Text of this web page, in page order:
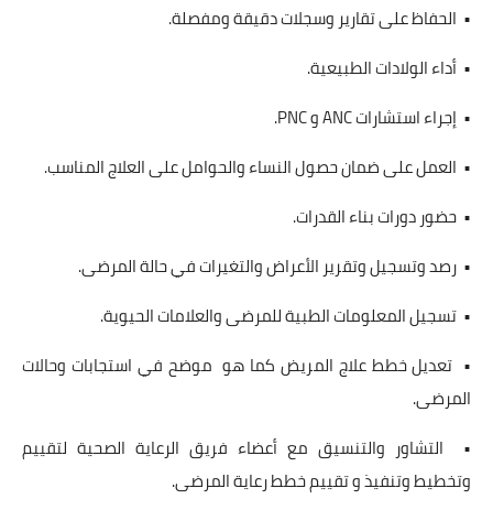
• الحفاظ على تقارير وسجلات دقيقة ومفصلة.
• أداء الولادات الطبيعية.
• إجراء استشارات ANC و PNC.
• العمل على ضمان حصول النساء والحوامل على العلاج المناسب.
• حضور دورات بناء القدرات.
• رصد وتسجيل وتقرير الأعراض والتغيرات في حالة المرضى.
• تسجيل المعلومات الطبية للمرضى والعلامات الحيوية.
• ﺗﻌﺪﻳﻞ ﺧﻄﻂ ﻋﻼج اﻟﻤﺮﻳﺾ كما هو ﻣﻮﺿﺢ ﻓﻲ اﺳﺘﺠﺎﺑﺎت وحالات
اﻟﻤﺮﺿﻰ.
• التشاور والتنسيق مع أعضاء فريق الرعاية الصحية لتقييم
وتخطيط وتنفيذ و تقييم خطط رعاية المرضى.